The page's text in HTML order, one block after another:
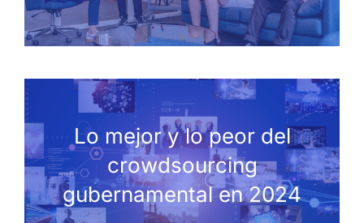
Lo mejor y lo peor del
crowdsourcing
gubernamental en 2024